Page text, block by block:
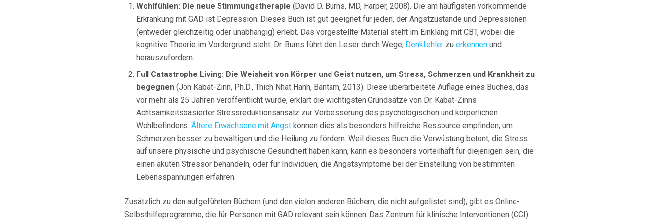
Wohlfühlen: Die neue Stimmungstherapie (David D. Burns, MD, Harper, 2008). Die am häufigsten vorkommende
Erkrankung mit GAD ist Depression. Dieses Buch ist gut geeignet für jeden, der Angstzustände und Depressionen
(entweder gleichzeitig oder unabhängig) erlebt. Das vorgestellte Material steht im Einklang mit CBT, wobei die
kognitive Theorie im Vordergrund steht. Dr. Burns führt den Leser durch Wege, Denkfehler zu erkennen und
herauszufordern.
Full Catastrophe Living: Die Weisheit von Körper und Geist nutzen, um Stress, Schmerzen und Krankheit zu
begegnen (Jon Kabat-Zinn, Ph.D., Thich Nhat Hanh, Bantam, 2013). Diese überarbeitete Auflage eines Buches, das
vor mehr als 25 Jahren veröffentlicht wurde, erklärt die wichtigsten Grundsätze von Dr. Kabat-Zinns
Achtsamkeitsbasierter Stressreduktionsansatz zur Verbesserung des psychologischen und körperlichen
Wohlbefindens. Ältere Erwachsene mit Angst können dies als besonders hilfreiche Ressource empfinden, um
Schmerzen besser zu bewältigen und die Heilung zu fördern. Weil dieses Buch die Verwüstung betont, die Stress
auf unsere physische und psychische Gesundheit haben kann, kann es besonders vorteilhaft für diejenigen sein, die
einen akuten Stressor behandeln, oder für Individuen, die Angstsymptome bei der Einstellung von bestimmten
Lebensspannungen erfahren.
Zusätzlich zu den aufgeführten Büchern (und den vielen anderen Büchern, die nicht aufgelistet sind), gibt es Online-
Selbsthilfeprogramme, die für Personen mit GAD relevant sein können. Das Zentrum für klinische Interventionen (CCI)